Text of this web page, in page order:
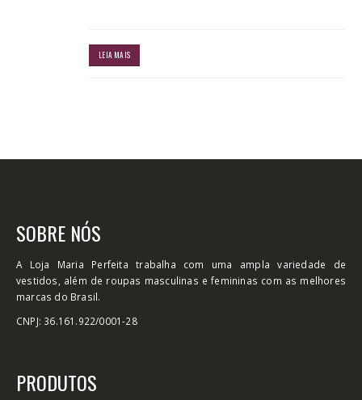
LEIA MAIS
SOBRE NÓS
A Loja Maria Perfeita trabalha com uma ampla variedade de
vestidos, além de roupas masculinas e femininas com as melhores
marcas do Brasil.
CNPJ: 36.161.922/0001-28
PRODUTOS